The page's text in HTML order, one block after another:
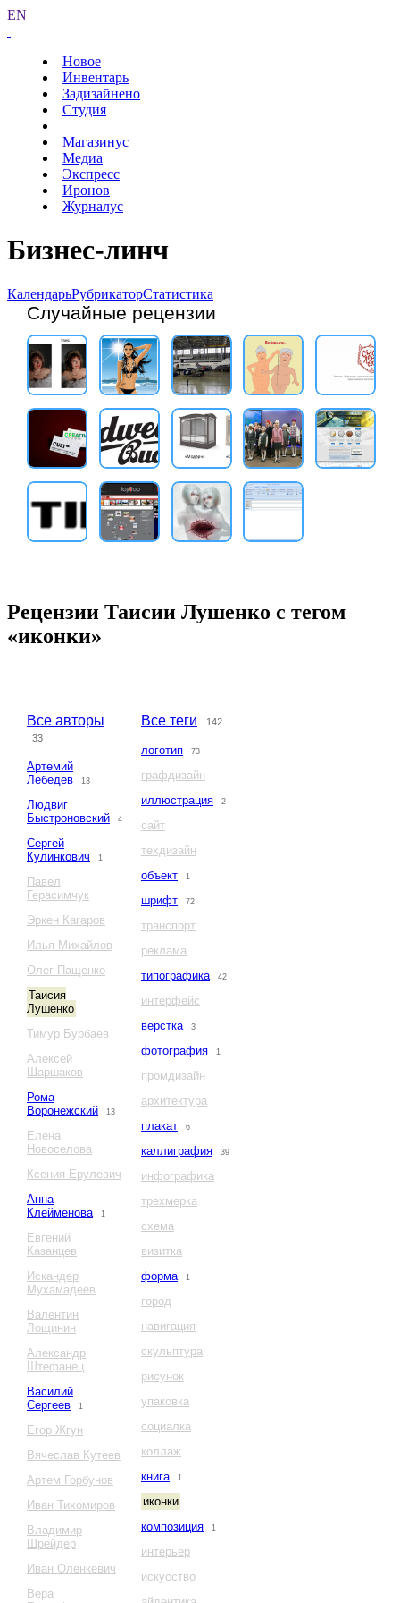
EN
Новое
Инвентарь
Задизайнено
Студия
Магазинус
Медиа
Экспресс
Иронов
Журналус
Бизнес-линч
КалендарьРубрикаторСтатистика
Случайные рецензии
Рецензии Таисии Лушенко с тегом
«иконки»
Все авторы
33
Артемий
Лебедев
13
Людвиг
Быстроновский
4
Сергей
Кулинкович
1
Павел
Герасимчук
Эркен Кагаров
Илья Михайлов
Олег Пащенко
Таисия
Лушенко
Тимур Бурбаев
Алексей
Шаршаков
Рома
Воронежский
13
Елена
Новоселова
Ксения Ерулевич
Анна
Клейменова
1
Евгений
Казанцев
Искандер
Мухамадеев
Валентин
Лощинин
Александр
Штефанец
Василий
Сергеев
1
Егор Жгун
Вячеслав Кутеев
Артем Горбунов
Иван Тихомиров
Владимир
Шрейдер
Иван Оленкевич
Вера
Все теги 142
логотип 73
графдизайн
иллюстрация
2
сайт
техдизайн
объект
1
шрифт 72
транспорт
реклама
типографика
42
интерфейс
верстка
3
фотография 1
промдизайн
архитектура
плакат
6
каллиграфия 39
инфографика
трехмерка
схема
визитка
форма
1
город
навигация
скульптура
рисунок
упаковка
социалка
коллаж
книга
1
иконки
композиция
1
интерьер
искусство